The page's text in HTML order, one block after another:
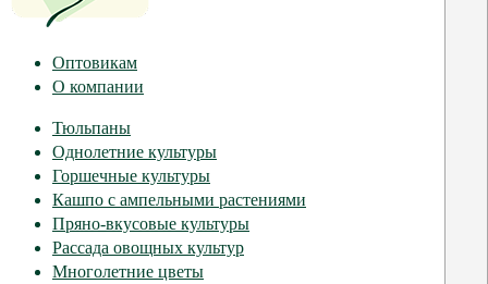
Оптовикам
О компании
Тюльпаны
Однолетние культуры
Горшечные культуры
Кашпо с ампельными растениями
Пряно-вкусовые культуры
Рассада овощных культур
Многолетние цветы